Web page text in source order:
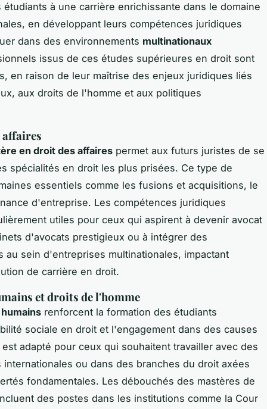
à une carrière enrichissante dans le domaine
en développant leurs compétences juridiques
dans des environnements multinationaux
issus de ces études supérieures en droit sont
en raison de leur maîtrise des enjeux juridiques liés
aux droits de l'homme et aux politiques
affaires
en droit des affaires permet aux futurs juristes de se
spécialités en droit les plus prisées. Ce type de
essentiels comme les fusions et acquisitions, le
d'entreprise. Les compétences juridiques
utiles pour ceux qui aspirent à devenir avocat
d'avocats prestigieux ou à intégrer des
au sein d'entreprises multinationales, impactant
de carrière en droit.
et droits de l'homme
renforcent la formation des étudiants
sociale en droit et l'engagement dans des causes
adapté pour ceux qui souhaitent travailler avec des
internationales ou dans des branches du droit axées
fondamentales. Les débouchés des mastères de
des postes dans les institutions comme la Cour